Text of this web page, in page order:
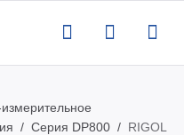
Серия DP800
RIGOL